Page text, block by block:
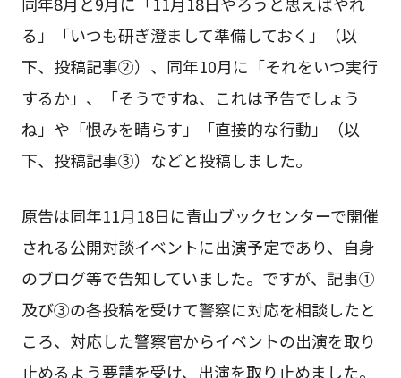
る」「いつも研ぎ澄まして準備しておく」（以
下、投稿記事②）、同年10月に「それをいつ実行
するか」、「そうですね、これは予告でしょう
ね」や「恨みを晴らす」「直接的な行動」（以
下、投稿記事③）などと投稿しました。
原告は同年11月18日に青山ブックセンターで開催
される公開対談イベントに出演予定であり、自身
のブログ等で告知していました。ですが、記事①
及び③の各投稿を受けて警察に対応を相談したと
ころ、対応した警察官からイベントの出演を取り
止めるよう要請を受け、出演を取り止めました。